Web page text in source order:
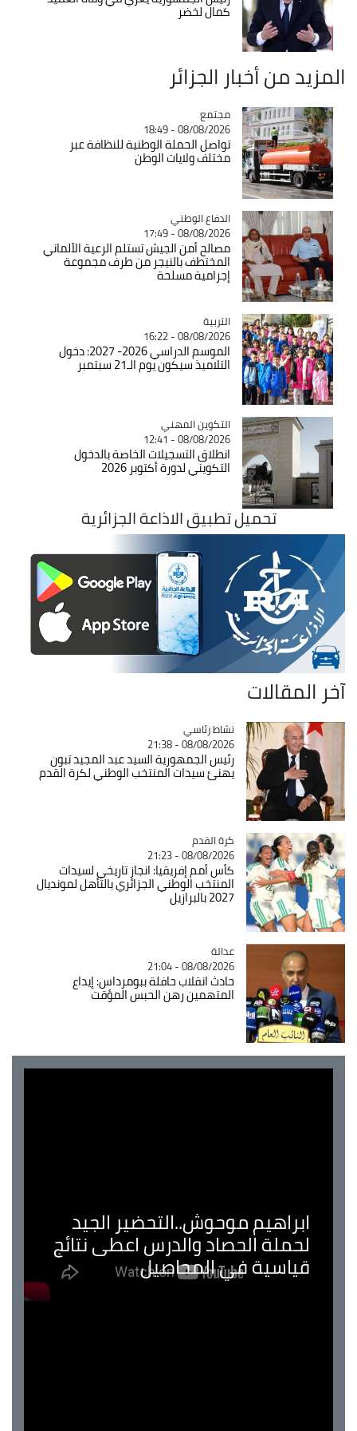
كمال لخضر
المزيد من أخبار الجزائر
Catégorie
مجتمع
08/08/2026 - 18:49
تواصل الحملة الوطنية للنظافة عبر
مختلف ولايات الوطن
Catégorie
الدفاع الوطني
08/08/2026 - 17:49
مصالح أمن الجيش تستلم الرعية الألماني
المختطف بالنيجر من طرف مجموعة
إجرامية مسلحة
Catégorie
التربية
08/08/2026 - 16:22
الموسم الدراسي 2026- 2027: دخول
التلاميذ سيكون يوم الـ21 سبتمبر
Catégorie
التكوين المهني
08/08/2026 - 12:41
انطلاق التسجيلات الخاصة بالدخول
التكويني لدورة أكتوبر 2026
تحميل تطبيق الاذاعة الجزائرية
آخر المقالات
Catégorie
نشاط رئاسي
08/08/2026 - 21:38
رئيس الجمهورية السيد عبد المجيد تبون
يهنئ سيدات المنتخب الوطني لكرة القدم
Catégorie
كرة القدم
08/08/2026 - 21:23
كأس أمم إفريقيا: انجاز تاريخي لسيدات
المنتخب الوطني الجزائري بالتأهل لمونديال
2027 بالبرازيل
Catégorie
عدالة
08/08/2026 - 21:04
حادث انقلاب حافلة ببومرداس: إيداع
المتهمين رهن الحبس المؤقت
ابراهيم موحوش..التحضير الجيد
لحملة الحصاد والدرس اعطى نتائج
قياسية في المحاصيل